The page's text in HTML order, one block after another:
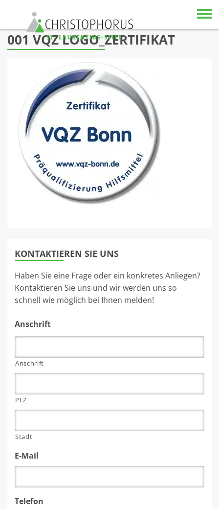
Skip to content
001 VQZ LOGO_ZERTIFIKAT
KONTAKTIEREN SIE UNS
Haben Sie eine Frage oder ein konkretes Anliegen?
Kontaktieren Sie uns und wir werden uns so
schnell wie möglich bei Ihnen melden!
Anschrift
Anschrift
PLZ
Stadt
E-Mail
Telefon